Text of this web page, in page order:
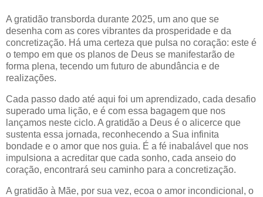
A gratidão transborda durante 2025, um ano que se
desenha com as cores vibrantes da prosperidade e da
concretização. Há uma certeza que pulsa no coração: este é
o tempo em que os planos de Deus se manifestarão de
forma plena, tecendo um futuro de abundância e de
realizações.
Cada passo dado até aqui foi um aprendizado, cada desafio
superado uma lição, e é com essa bagagem que nos
lançamos neste ciclo. A gratidão a Deus é o alicerce que
sustenta essa jornada, reconhecendo a Sua infinita
bondade e o amor que nos guia. É a fé inabalável que nos
impulsiona a acreditar que cada sonho, cada anseio do
coração, encontrará seu caminho para a concretização.
A gratidão à Mãe, por sua vez, ecoa o amor incondicional, o